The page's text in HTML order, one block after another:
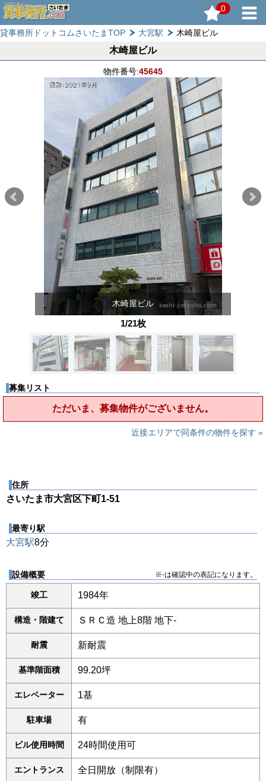
0
貸事務所ドットコムさいたまTOP 大宮駅 木崎屋ビル
木崎屋ビル
物件番号:45645
木崎屋ビル
1/21枚
募集リスト
ただいま、募集物件がございません。
近接エリアで同条件の物件を探す »
住所
さいたま市大宮区下町1-51
最寄り駅
大宮駅8分
設備概要 ※-は確認中の表記になります。
竣工 1984年
構造・階建て ＳＲＣ造 地上8階 地下-
耐震 新耐震
基準階面積 99.20坪
エレベーター 1基
駐車場 有
ビル使用時間 24時間使用可
エントランス 全日開放（制限有）